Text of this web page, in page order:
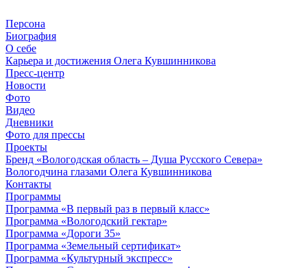
Персона
Биография
О себе
Карьера и достижения Олега Кувшинникова
Пресс-центр
Новости
Фото
Видео
Дневники
Фото для прессы
Проекты
Бренд «Вологодская область – Душа Русского Севера»
Вологодчина глазами Олега Кувшинникова
Контакты
Программы
Программа «В первый раз в первый класс»
Программа «Вологодский гектар»
Программа «Дороги 35»
Программа «Земельный сертификат»
Программа «Культурный экспресс»